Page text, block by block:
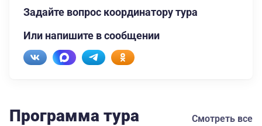
Задайте вопрос координатору тура
Или напишите в сообщении
Программа тура Смотреть все